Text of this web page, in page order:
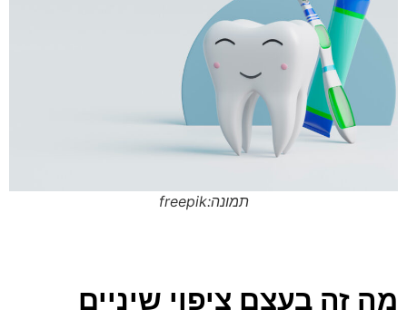
תמונה:freepik
מה זה בעצם ציפוי שיניים